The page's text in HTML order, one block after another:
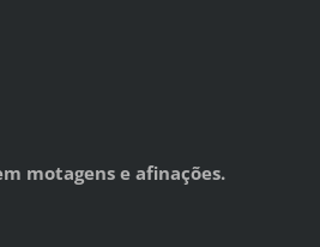
motagens e afinações.